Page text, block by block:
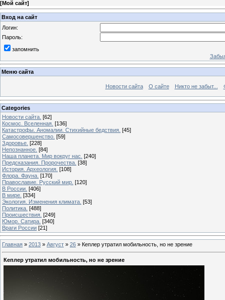
[Мой сайт]
Вход на сайт
Логин:
Пароль:
запомнить
Меню сайта
Новости сайта О сайте Никто не забыт...
Categories
Новости сайта. [62]
Космос. Вселенная. [136]
Катастрофы. Аномалии. Стихийные бедствия. [45]
Самосовершенство. [59]
Здоровье. [228]
Непознанное. [84]
Наша планета. Мир вокруг нас. [240]
Предсказания. Пророчества. [38]
История. Археология. [108]
Флора. Фауна. [170]
Православие. Русский мир. [120]
В России. [406]
В мире. [334]
Экология. Изменения климата. [53]
Политика. [488]
Происшествия. [249]
Юмор. Сатира. [340]
Враги России [21]
Главная » 2013 » Август » 26 » Кеплер утратил мобильность, но не зрение
Кеплер утратил мобильность, но не зрение